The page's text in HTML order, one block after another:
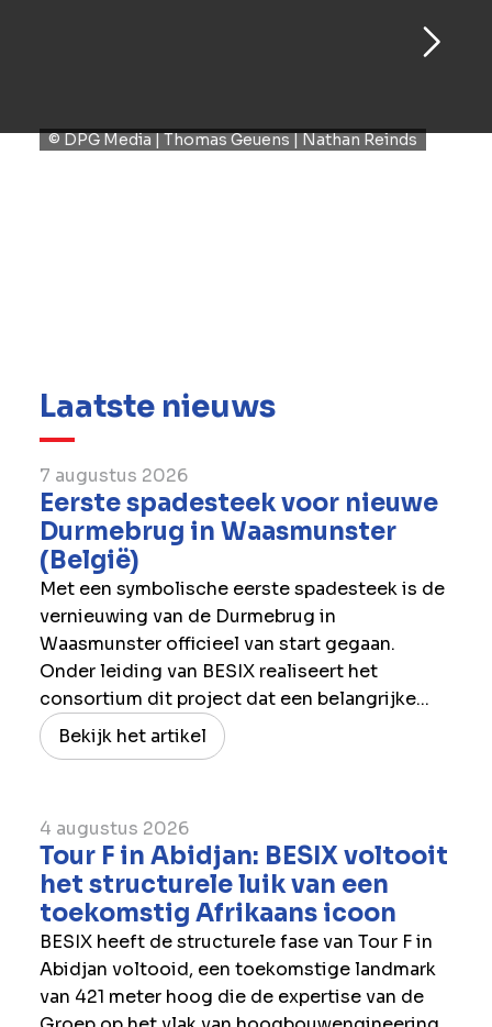
© DPG Media | Thomas Geuens | Nathan Reinds
Laatste nieuws
7 augustus 2026
Eerste spadesteek voor nieuwe
Durmebrug in Waasmunster
(België)
Met een symbolische eerste spadesteek is de
vernieuwing van de Durmebrug in
Waasmunster officieel van start gegaan.
Onder leiding van BESIX realiseert het
consortium dit project dat een belangrijke...
Bekijk het artikel
4 augustus 2026
Tour F in Abidjan: BESIX voltooit
het structurele luik van een
toekomstig Afrikaans icoon
BESIX heeft de structurele fase van Tour F in
Abidjan voltooid, een toekomstige landmark
van 421 meter hoog die de expertise van de